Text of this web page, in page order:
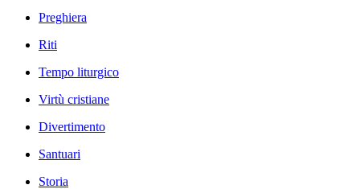
Preghiera
Riti
Tempo liturgico
Virtù cristiane
Divertimento
Santuari
Storia